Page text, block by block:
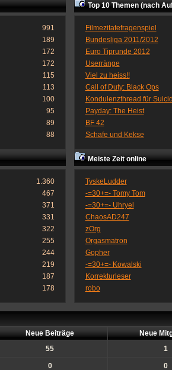
991
189
172
172
115
113
100
95
89
88
Top 10 Themen (nach
Filmezitatefragenspiel
Bundesliga 2011/2012
Euro Tiprunde 2012
Userränge
Viel zu heiss!!
Call of Duty: Black Ops
Kondulenzthread für
Payday: The Heist
BF 42
Schafe und Kekse
1.360
467
371
331
322
255
244
219
187
178
Meiste Zeit online
TyskeLudder
-=30+=- Tomy Tom
-=30+=- Uhryel
ChaosAD247
zOrg
Orgasmatron
Gopher
-=30+=- Kowalski
Korrekturleser
robo
Neue Beiträge Neue
55 1
0 0